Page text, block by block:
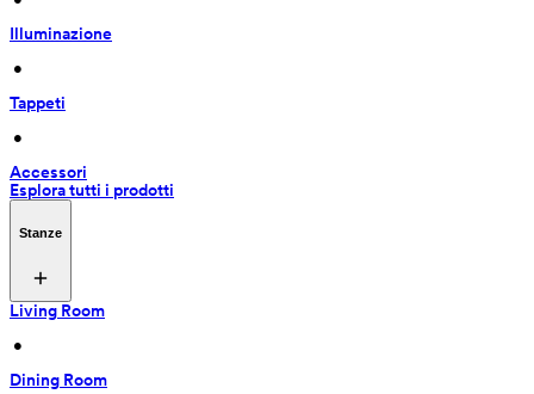
Illuminazione
•
Tappeti
•
Accessori
Esplora tutti i prodotti
Stanze
Living Room
•
Dining Room